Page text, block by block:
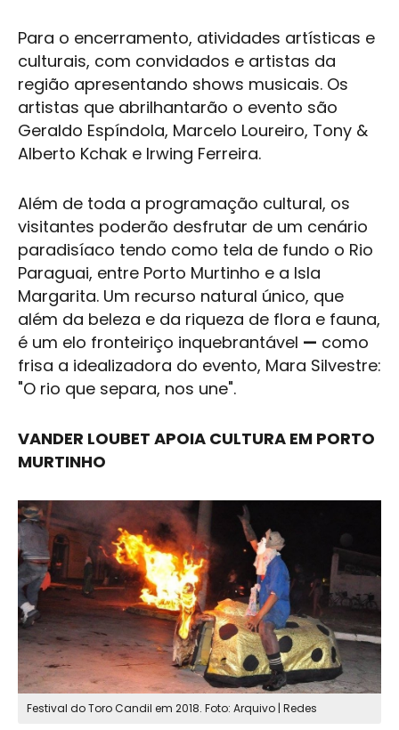
Para o encerramento, atividades artísticas e
culturais, com convidados e artistas da
região apresentando shows musicais. Os
artistas que abrilhantarão o evento são
Geraldo Espíndola, Marcelo Loureiro, Tony &
Alberto Kchak e Irwing Ferreira.
Além de toda a programação cultural, os
visitantes poderão desfrutar de um cenário
paradisíaco tendo como tela de fundo o Rio
Paraguai, entre Porto Murtinho e a Isla
Margarita. Um recurso natural único, que
além da beleza e da riqueza de flora e fauna,
é um elo fronteiriço inquebrantável — como
frisa a idealizadora do evento, Mara Silvestre:
"O rio que separa, nos une".
VANDER LOUBET APOIA CULTURA EM PORTO
MURTINHO
Festival do Toro Candil em 2018. Foto: Arquivo | Redes